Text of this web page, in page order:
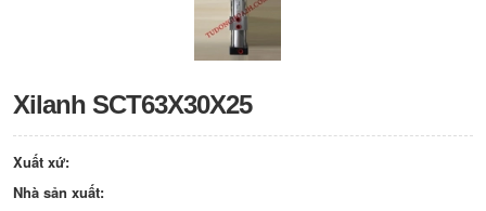
Xilanh SCT63X30X25
Xuất xứ:
Nhà sản xuất: